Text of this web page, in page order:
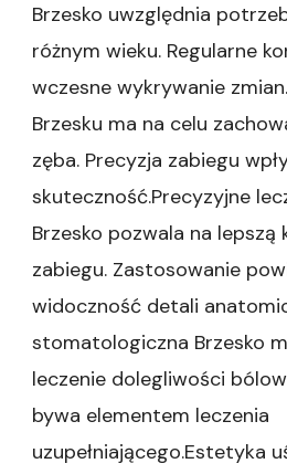
Brzesko uwzględnia
różnym wieku. Regularne
wczesne wykrywanie
Brzesku ma na celu
zęba. Precyzja zabiegu
skuteczność.Precyzyjne
Brzesko pozwala na
zabiegu. Zastosowanie
widoczność detali
stomatologiczna Brzesko
leczenie dolegliwości
bywa elementem leczenia
uzupełniającego.Estetyka